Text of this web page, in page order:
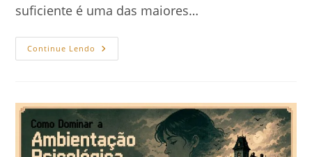
suficiente é uma das maiores…
Continue Lendo Como
Transformar
Ser
Bom
O
Suficiente